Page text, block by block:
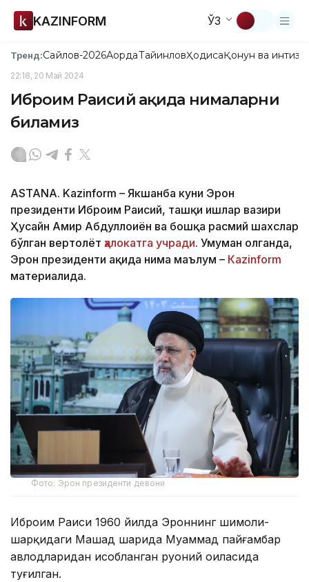
KAZINFORM ЎЗ
Тренд:Сайлов-2026АқордаТайинловҲодисаҚонун ва
22:18, 20 Май 2024
Иброҳим Раисий ҳақида нималарни
биламиз
ASTANA. Kazinform – Якшанба куни Эрон
президенти Иброҳим Раисий, ташқи ишлар вазири
Ҳусайн Амир Абдуллоҳиён ва бошқа расмий шахслар
бўлган вертолёт ҳалокатга учради. Умуман олганда,
Эрон президенти ҳақида нима маълум – Каzinform
материалида.
Фото: Эрон президенти девони
Иброҳим Раиси 1960 йилда Эроннинг шимоли-
шарқидаги Машҳад шаҳрида Муҳаммад пайғамбар
авлодларидан ҳисобланган руҳоний оиласида
туғилган.